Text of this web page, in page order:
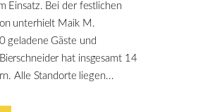
Einsatz. Bei der festlichen
unterhielt Maik M.
geladene Gäste und
hat insgesamt 14
Alle Standorte liegen...